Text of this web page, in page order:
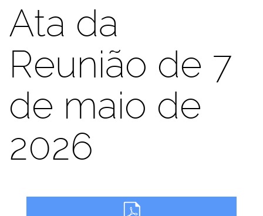
Ata da
Reunião de 7
de maio de
2026